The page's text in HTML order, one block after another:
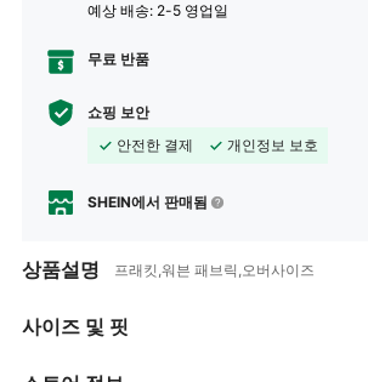
예상 배송: 2-5 영업일
무료 반품
쇼핑 보안
안전한 결제
개인정보 보호
SHEIN에서 판매됨
상품설명 프래킷,워븐 패브릭,오버사이즈
사이즈 및 핏
4.86